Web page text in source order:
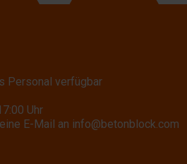
Personal verfügbar
Uhr
E-Mail an info@betonblock.com